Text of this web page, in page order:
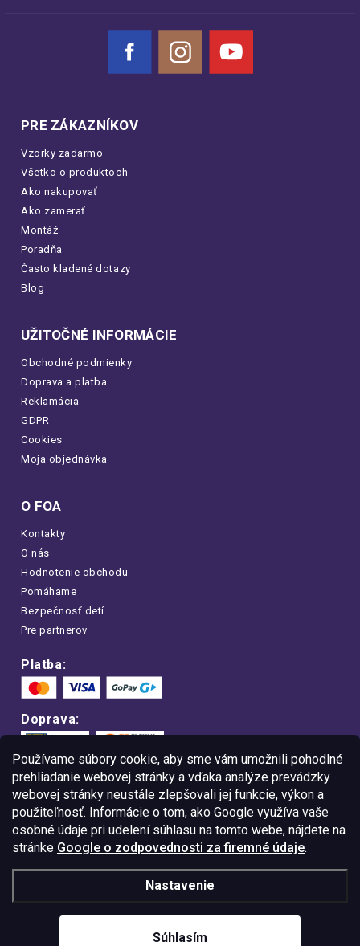
Používame súbory cookie, aby sme vám umožnili pohodlné
prehliadanie webovej stránky a vďaka analýze prevádzky
webovej stránky neustále zlepšovali jej funkcie, výkon a
použiteľnosť. Informácie o tom, ako Google využíva vaše
osobné údaje pri udelení súhlasu na tomto webe, nájdete na
stránke Google o zodpovednosti za firemné údaje.
Nastavenie
Súhlasím
Facebook Instagram YouTube
PRE ZÁKAZNÍKOV
Vzorky zadarmo
Všetko o produktoch
Ako nakupovať
Ako zamerať
Montáž
Poradňa
Často kladené dotazy
Blog
UŽITOČNÉ INFORMÁCIE
Obchodné podmienky
Doprava a platba
Reklamácia
GDPR
Cookies
Moja objednávka
O FOA
Kontakty
O nás
Hodnotenie obchodu
Pomáhame
Bezpečnosť detí
Pre partnerov
Platba:
Doprava:
Nakupujte na FOA bezpečne a bez obáv.
Vďaka protokolu HTTPS sú vaše citlivé
dáta v úplnom bezpečí.
© Copyright2026Westlogic Slovakia s.r.o.,
Gajova 4, Bratislava, 811 09